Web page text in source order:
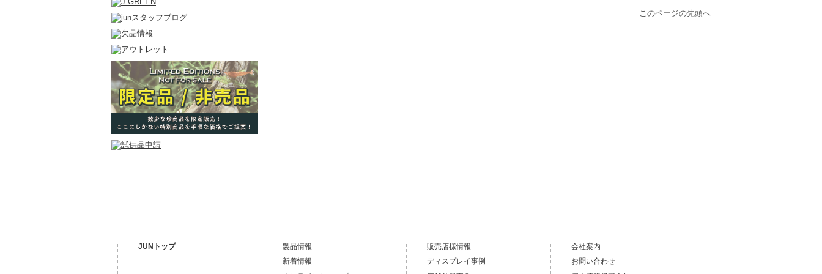
このページの先頭へ
JUNトップ
製品情報
新着情報
販売店様情報
ディスプレイ事例
会社案内
お問い合わせ